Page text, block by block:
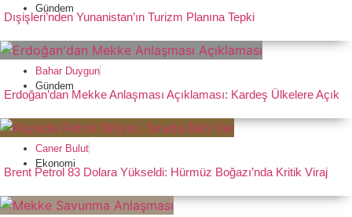
Gündem
Dışişleri’nden Yunanistan’ın Turizm Planına Tepki
Bahar Duygun
Gündem
Erdoğan’dan Mekke Anlaşması Açıklaması: Kardeş Ülkelere Açık
Caner Bulut
Ekonomi
Brent Petrol 83 Dolara Yükseldi: Hürmüz Boğazı’nda Kritik Viraj